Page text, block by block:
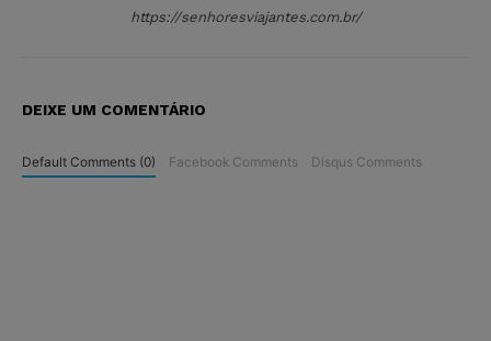
https://senhoresviajantes.com.br/
DEIXE UM COMENTÁRIO
Default Comments (0) Facebook Comments Disqus Comments